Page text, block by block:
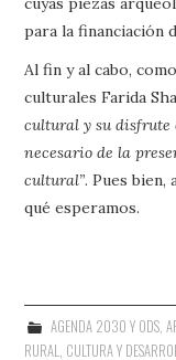
para la financiación
Al fin y al cabo,
culturales Farida
cultural y su disfrute
necesario de la
cultural”. Pues
qué esperamos.
AGENDA 2030 Y ODS,
RURAL CULTURA Y